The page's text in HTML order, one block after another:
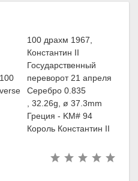
100 драхм 1967,
Константин II
Государственный
переворот 21 апреля
Серебро 0.835
, 32.26g, ø 37.3mm
Греция - KM# 94
Король Константин II